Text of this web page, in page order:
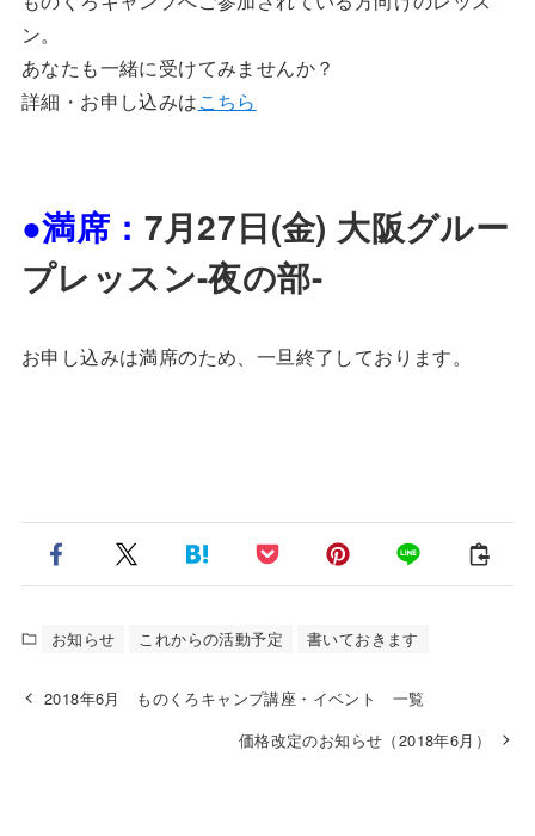
ン。
あなたも一緒に受けてみませんか？
詳細・お申し込みはこちら
●満席： 7月27日(金) 大阪グルー
プレッスン-夜の部-
お申し込みは満席のため、一旦終了しております。
お知らせ これからの活動予定 書いておきます
2018年6月 ものくろキャンプ講座・イベント 一覧
価格改定のお知らせ（2018年6月）